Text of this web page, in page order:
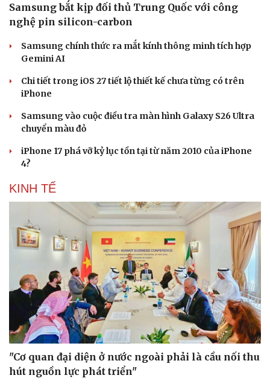
Sức khỏe
Dinh dưỡng - món ngon
Cây thuốc
Sản phụ khoa
Nhi khoa
Nam khoa
Làm đẹp - giảm cân
Phòng mạch online
Ăn sạch sống khỏe
Đời sống
Nhà đẹp
Blog
Tình yêu - Gia đình
Samsung bắt kịp đối thủ Trung Quốc với công
nghệ pin silicon-carbon
Samsung chính thức ra mắt kính thông minh tích hợp
Gemini AI
Chi tiết trong iOS 27 tiết lộ thiết kế chưa từng có trên
iPhone
Samsung vào cuộc điều tra màn hình Galaxy S26 Ultra
chuyển màu đỏ
iPhone 17 phá vỡ kỷ lục tồn tại từ năm 2010 của iPhone
4?
KINH TẾ
"Cơ quan đại diện ở nước ngoài phải là cầu nối thu
hút nguồn lực phát triển"